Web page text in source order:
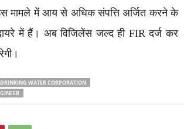
मामले में आय से अधिक संपत्ति अर्जित करने के
में हैं। अब विजिलेंस जल्द ही FIR दर्ज कर
WATER CORPORATION